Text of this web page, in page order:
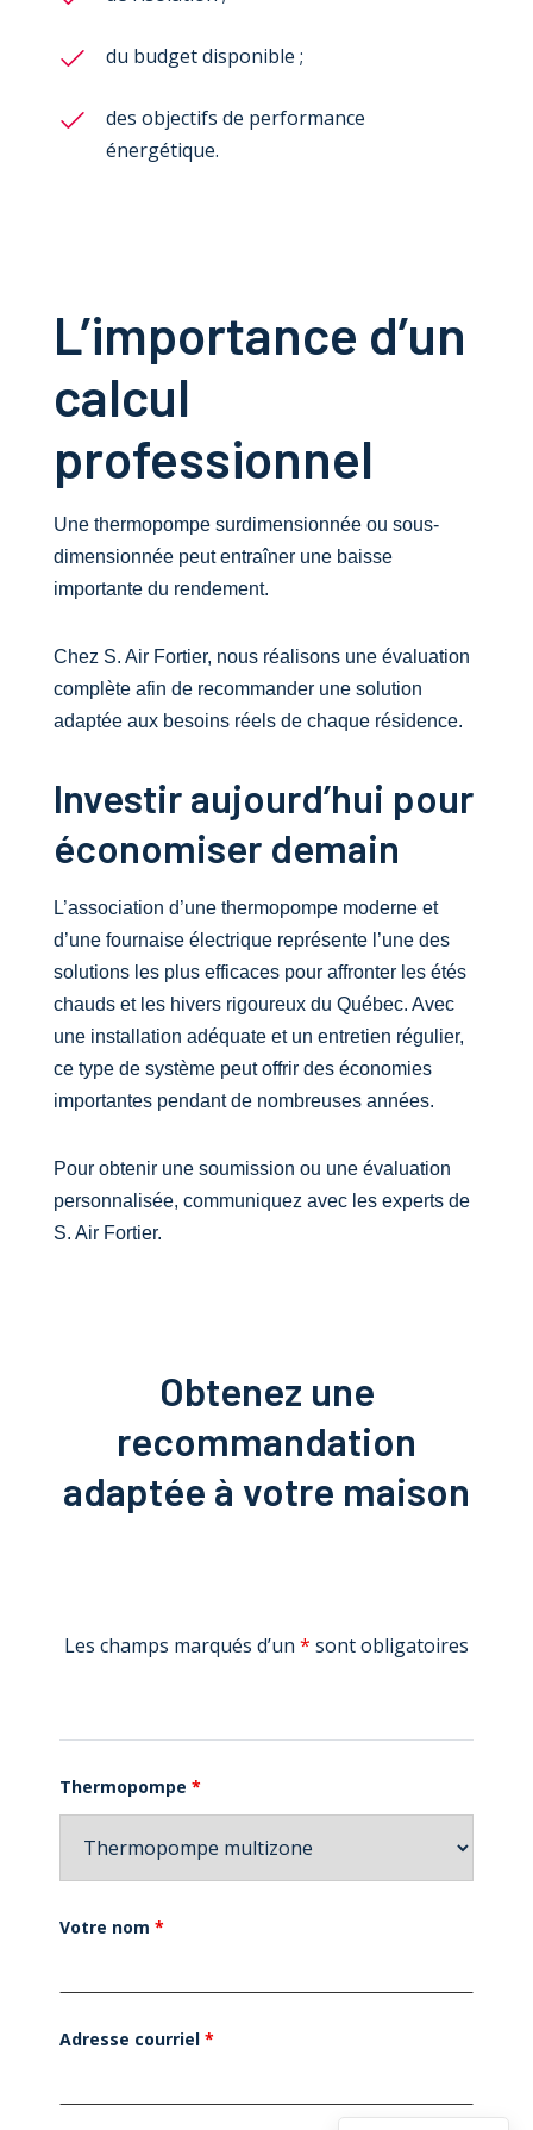
du budget disponible ;
des objectifs de performance
énergétique.
L’importance d’un
calcul
professionnel
Une thermopompe surdimensionnée ou sous-
dimensionnée peut entraîner une baisse
importante du rendement.
Chez S. Air Fortier, nous réalisons une évaluation
complète afin de recommander une solution
adaptée aux besoins réels de chaque résidence.
Investir aujourd’hui pour
économiser demain
L’association d’une thermopompe moderne et
d’une fournaise électrique représente l’une des
solutions les plus efficaces pour affronter les étés
chauds et les hivers rigoureux du Québec. Avec
une installation adéquate et un entretien régulier,
ce type de système peut offrir des économies
importantes pendant de nombreuses années.
Pour obtenir une soumission ou une évaluation
personnalisée, communiquez avec les experts de
S. Air Fortier.
Obtenez une
recommandation
adaptée à votre maison
Les champs marqués d’un * sont obligatoires
Thermopompe *
Votre nom *
Adresse courriel *